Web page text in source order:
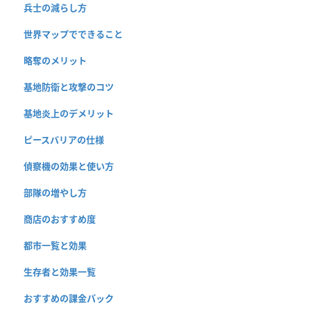
兵士の減らし方
世界マップでできること
略奪のメリット
基地防衛と攻撃のコツ
基地炎上のデメリット
ピースバリアの仕様
偵察機の効果と使い方
部隊の増やし方
商店のおすすめ度
都市一覧と効果
生存者と効果一覧
おすすめの課金パック